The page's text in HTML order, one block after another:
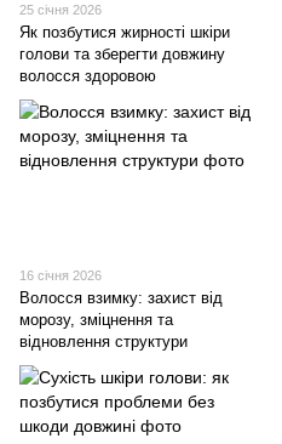
25 січня 2026
Як позбутися жирності шкіри
голови та зберегти довжину
волосся здоровою
16 січня 2026
Волосся взимку: захист від
морозу, зміцнення та
відновлення структури